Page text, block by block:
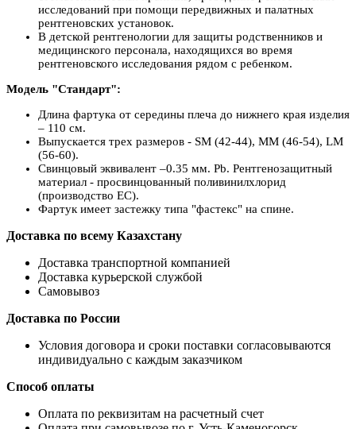
исследований при помощи передвижных и палатных
рентгеновских установок.
В детской рентгенологии для защиты родственников и
медицинского персонала, находящихся во время
рентгеновского исследования рядом с ребенком.
Модель "Стандарт":
Длина фартука от середины плеча до нижнего края изделия
– 110 см.
Выпускается трех размеров - SM (42-44), MM (46-54), LM
(56-60).
Свинцовый эквивалент –0.35 мм. Pb. Рентгенозащитный
материал - просвинцованный поливинилхлорид
(производство ЕС).
Фартук имеет застежку типа "фастекс" на спине.
Доставка по всему Казахстану
Доставка транспортной компанией
Доставка курьерской службой
Самовывоз
Доставка по России
Условия договора и сроки поставки согласовываются
индивидуально с каждым заказчиком
Способ оплаты
Оплата по реквизитам на расчетный счет